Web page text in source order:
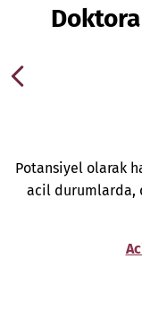
Doktora
Potansiyel olarak
acil durumlarda,